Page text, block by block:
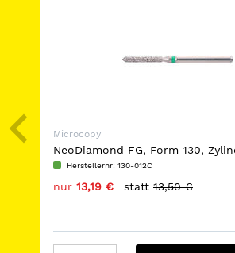
Microcopy
NeoDiamond FG, Form 130,
Herstellernr: 130-012C
nur 13,19 € statt 13,50 €